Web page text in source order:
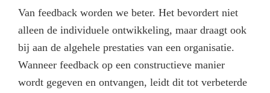
Van feedback worden we beter. Het bevordert niet
alleen de individuele ontwikkeling, maar draagt ook
bij aan de algehele prestaties van een organisatie.
Wanneer feedback op een constructieve manier
wordt gegeven en ontvangen, leidt dit tot verbeterde